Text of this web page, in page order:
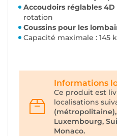
Accoudoirs réglables 4D
rotation
Coussins pour les
Capacité maximale : 145
Informations
Ce produit est
localisations
Luxembourg,
Monaco.